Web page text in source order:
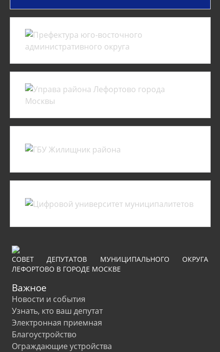
СОВЕТ ДЕПУТАТОВ МУНИЦИПАЛЬНОГО ОКРУГА
ЛЕФОРТОВО В ГОРОДЕ МОСКВЕ
Важное
Новости и события
Узнать, кто ваш депутат
Электронная приемная
Благоустройство
Ограждающие устройства